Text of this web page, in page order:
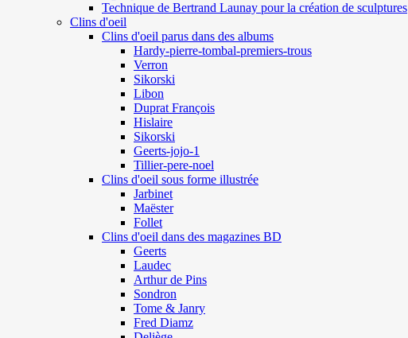
Technique de Bertrand Launay pour la création de sculptures
Clins d'oeil
Clins d'oeil parus dans des albums
Hardy-pierre-tombal-premiers-trous
Verron
Sikorski
Libon
Duprat François
Hislaire
Sikorski
Geerts-jojo-1
Tillier-pere-noel
Clins d'oeil sous forme illustrée
Jarbinet
Maëster
Follet
Clins d'oeil dans des magazines BD
Geerts
Laudec
Arthur de Pins
Sondron
Tome & Janry
Fred Diamz